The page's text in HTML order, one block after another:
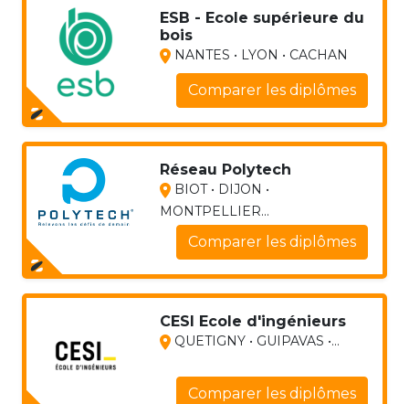
ESB - Ecole supérieure du
bois
NANTES • LYON • CACHAN
Comparer les diplômes
Réseau Polytech
BIOT • DIJON •
MONTPELLIER...
Comparer les diplômes
CESI Ecole d'ingénieurs
QUETIGNY • GUIPAVAS •...
Comparer les diplômes